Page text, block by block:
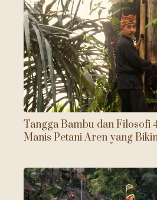
Tangga Bambu dan Filosofi
Manis Petani Aren yang